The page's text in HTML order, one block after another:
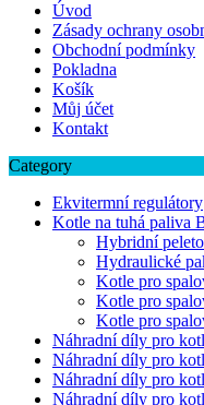
Úvod
Zásady ochrany
Obchodní podmínky
Pokladna
Košík
Můj účet
Kontakt
Category
Ekvitermní regulátory
Kotle na tuhá paliva
Hybridní
Hydraulické
Kotle pro
Kotle pro
Kotle pro
Náhradní díly pro
Náhradní díly pro
Náhradní díly pro
Náhradní díly pro